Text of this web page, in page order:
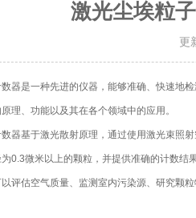
激光尘埃粒
更
是一种先进的仪器，能够准确、快速地检
理、功能以及其在各个领域中的应用。
基于激光散射原理，通过使用激光束照射
0.3微米以上的颗粒，并提供准确的计数
评估空气质量、监测室内污染源、研究颗